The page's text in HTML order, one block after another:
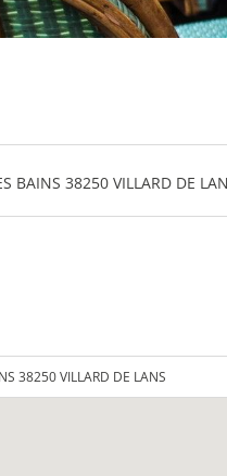
BAINS 38250 VILLARD DE
38250 VILLARD DE LANS